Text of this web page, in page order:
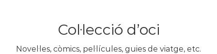
Col·lecció d’oci
Novel·les, còmics, pel·lícules, guies de viatge, etc.